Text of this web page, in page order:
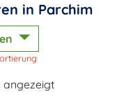
in Parchim
angezeigt